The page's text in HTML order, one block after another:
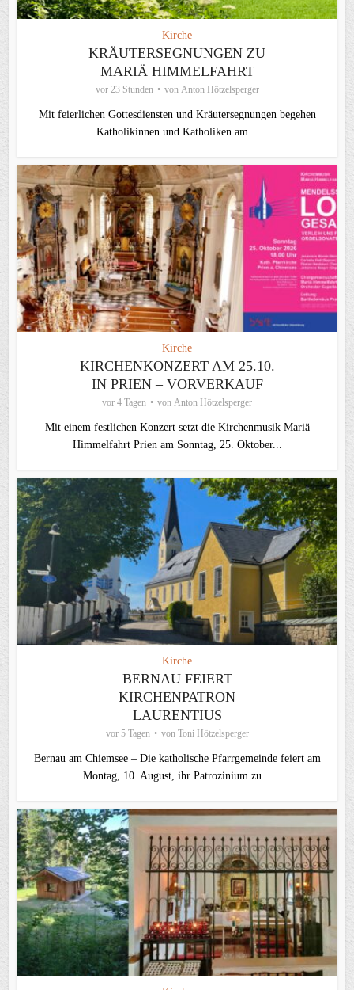
Kirche
KRÄUTERSEGNUNGEN ZU
MARIÄ HIMMELFAHRT
vor 23 Stunden von Anton Hötzelsperger
Mit feierlichen Gottesdiensten und Kräutersegnungen begehen
Katholikinnen und Katholiken am...
Kirche
KIRCHENKONZERT AM 25.10.
IN PRIEN – VORVERKAUF
vor 4 Tagen von Anton Hötzelsperger
Mit einem festlichen Konzert setzt die Kirchenmusik Mariä
Himmelfahrt Prien am Sonntag, 25. Oktober...
Kirche
BERNAU FEIERT
KIRCHENPATRON
LAURENTIUS
vor 5 Tagen von Toni Hötzelsperger
Bernau am Chiemsee – Die katholische Pfarrgemeinde feiert am
Montag, 10. August, ihr Patrozinium zu...